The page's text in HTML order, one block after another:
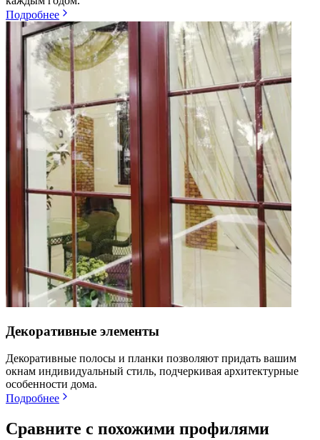
Подробнее
Декоративные элементы
Декоративные полосы и планки позволяют придать вашим
окнам индивидуальный стиль, подчеркивая архитектурные
особенности дома.
Подробнее
Сравните с похожими профилями